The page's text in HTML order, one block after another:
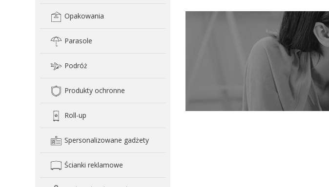
Opakowania
Parasole
Podróż
Produkty ochronne
Roll-up
Spersonalizowane gadżety
Ścianki reklamowe